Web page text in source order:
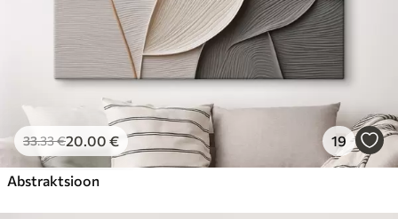
33.33€20.00 € 19
Abstraktsioon